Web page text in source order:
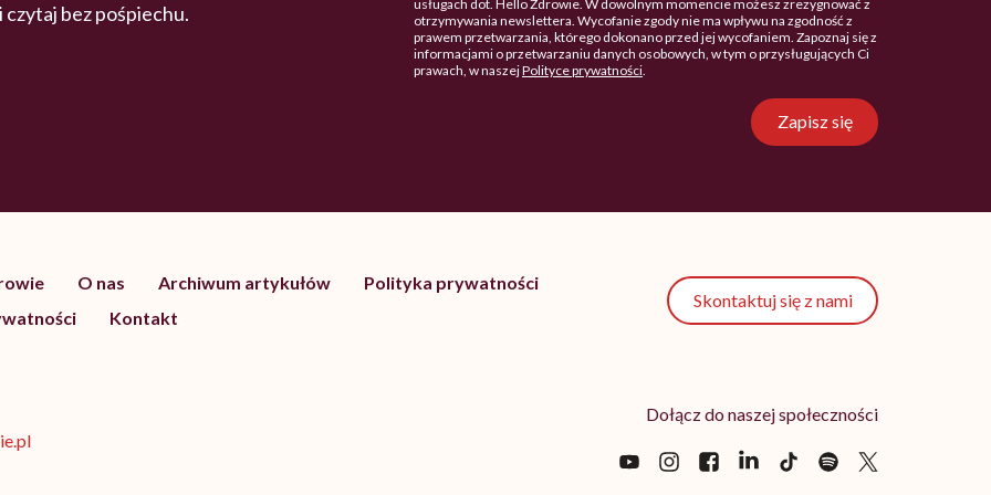
czytaj bez pośpiechu.
usługach dot. Hello Zdrowie. W dowolnym momencie możesz zrezygnować z
otrzymywania newslettera. Wycofanie zgody nie ma wpływu na zgodność z
prawem przetwarzania, którego dokonano przed jej wycofaniem. Zapoznaj się z
informacjami o przetwarzaniu danych osobowych, w tym o przysługujących Ci
prawach, w naszejPolityce prywatności
Zapisz się
O nas Archiwum artykułów
Polityka prywatności
Kontakt
Skontaktuj się z nami
Dołącz do naszej społeczności